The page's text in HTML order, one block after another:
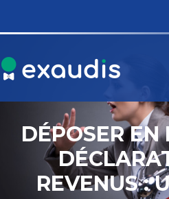
Aller
DÉPOSER EN
REVENUS :